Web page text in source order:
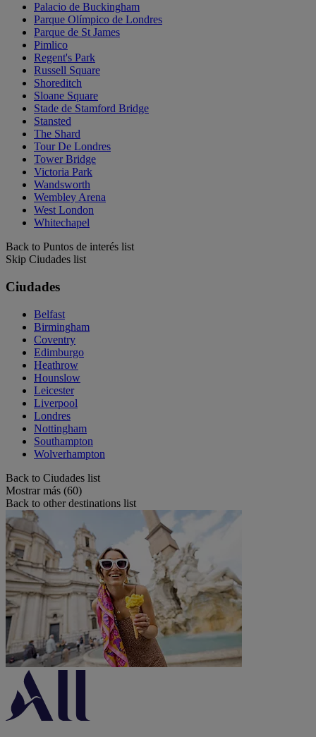
Palacio de Buckingham
Parque Olímpico de Londres
Parque de St James
Pimlico
Regent's Park
Russell Square
Shoreditch
Sloane Square
Stade de Stamford Bridge
Stansted
The Shard
Tour De Londres
Tower Bridge
Victoria Park
Wandsworth
Wembley Arena
West London
Whitechapel
Back to Puntos de interés list
Skip Ciudades list
Ciudades
Belfast
Birmingham
Coventry
Edimburgo
Heathrow
Hounslow
Leicester
Liverpool
Londres
Nottingham
Southampton
Wolverhampton
Back to Ciudades list
Mostrar más (60)
Back to other destinations list